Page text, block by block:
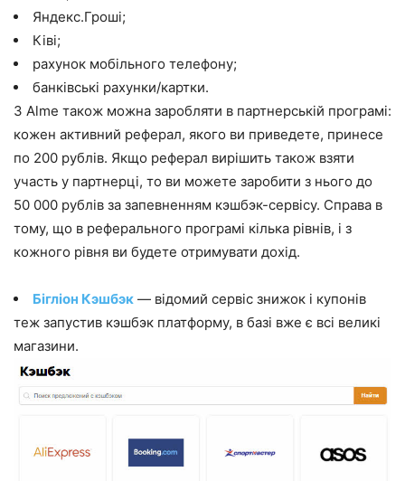
Яндекс.Гроші;
Ківі;
рахунок мобільного телефону;
банківські рахунки/картки.
З Alme також можна заробляти в партнерській програмі:
кожен активний реферал, якого ви приведете, принесе
по 200 рублів. Якщо реферал вирішить також взяти
участь у партнерці, то ви можете заробити з нього до
50 000 рублів за запевненням кэшбэк-сервісу. Справа в
тому, що в реферального програмі кілька рівнів, і з
кожного рівня ви будете отримувати дохід.
Бігліон Кэшбэк — відомий сервіс знижок і купонів
теж запустив кэшбэк платформу, в базі вже є всі великі
магазини.